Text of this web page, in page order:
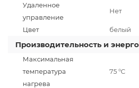
Удаленное
управление
Нет
Цвет белый
Производительность и
Максимальная
температура
нагрева
75 °C